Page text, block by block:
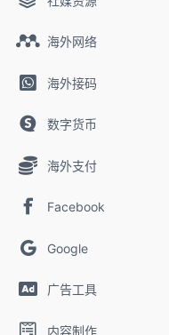
海外网络
海外接码
数字货币
海外支付
Facebook
Google
广告工具
内容制作